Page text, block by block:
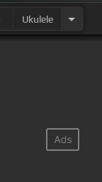
olvidarte.
Ukulele